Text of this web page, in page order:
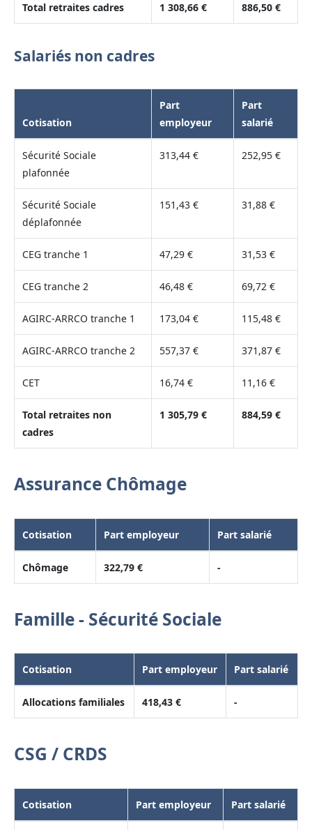
Total retraites cadres 1 308,66 € 886,50 €
Salariés non cadres
Cotisation
Part
employeur
Part
salarié
Sécurité Sociale
plafonnée
313,44 € 252,95 €
Sécurité Sociale
déplafonnée
151,43 € 31,88 €
CEG tranche 1 47,29 € 31,53 €
CEG tranche 2 46,48 € 69,72 €
AGIRC-ARRCO tranche 1 173,04 € 115,48 €
AGIRC-ARRCO tranche 2 557,37 € 371,87 €
CET 16,74 € 11,16 €
Total retraites non
cadres
1 305,79 € 884,59 €
Assurance Chômage
Cotisation Part employeur Part salarié
Chômage 322,79 € -
Famille - Sécurité Sociale
Cotisation Part employeur Part salarié
Allocations familiales 418,43 € -
CSG / CRDS
Cotisation Part employeur Part salarié